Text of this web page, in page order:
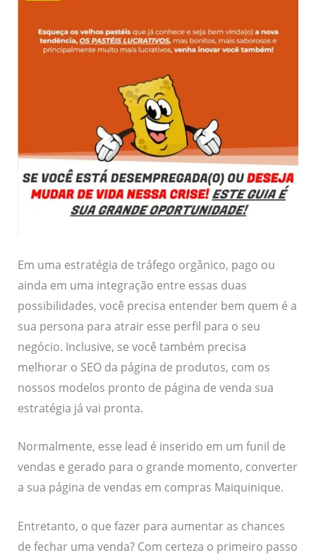
Em uma estratégia de tráfego orgânico, pago ou
ainda em uma integração entre essas duas
possibilidades, você precisa entender bem quem é a
sua persona para atrair esse perfil para o seu
negócio. Inclusive, se você também precisa
melhorar o SEO da página de produtos, com os
nossos modelos pronto de página de venda sua
estratégia já vai pronta.
Normalmente, esse lead é inserido em um funil de
vendas e gerado para o grande momento, converter
a sua página de vendas em compras Maiquinique.
Entretanto, o que fazer para aumentar as chances
de fechar uma venda? Com certeza o primeiro passo